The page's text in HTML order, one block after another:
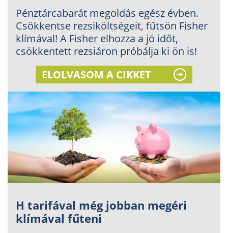
Pénztárcabarát megoldás egész évben.
Csökkentse rezsiköltségeit, fűtsön Fisher
klímával! A Fisher elhozza a jó időt,
csökkentett rezsiáron próbálja ki ön is!
ELOLVASOM A CIKKET
H tarifával még jobban megéri
klímával fűteni